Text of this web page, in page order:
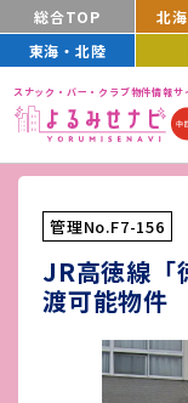
総合TOP 北
東海・北陸
スナック・バー・クラブ物件情報サ
管理No.F7-156
JR高徳線
渡可能物件